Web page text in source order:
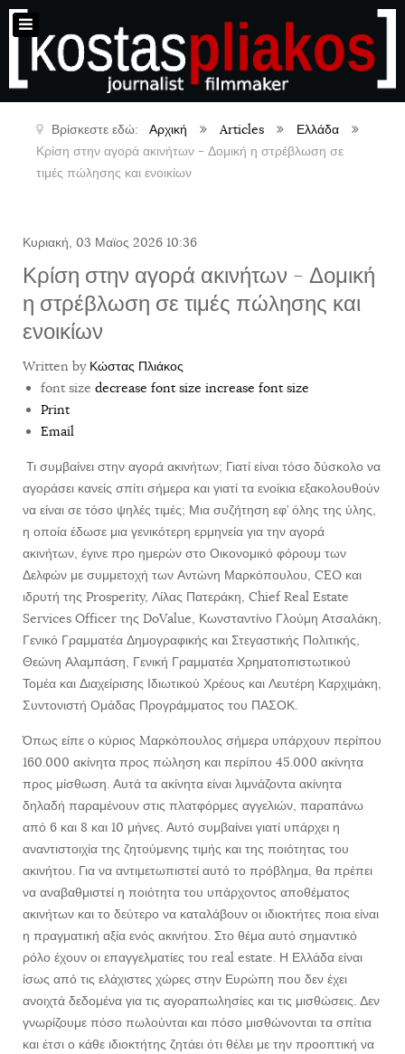
Βρίσκεστε εδώ: Αρχική Articles
Ελλάδα
Κρίση στην αγορά ακινήτων - Δομική η στρέβλωση σε
τιμές πώλησης και ενοικίων
Κυριακή, 03 Μαϊος 2026 10:36
Κρίση στην αγορά ακινήτων - Δομική
η στρέβλωση σε τιμές πώλησης και
ενοικίων
Written by Κώστας Πλιάκος
font size decrease font size increase font size
Print
Email
Τι συμβαίνει στην αγορά ακινήτων; Γιατί είναι τόσο δύσκολο να
αγοράσει κανείς σπίτι σήμερα και γιατί τα ενοίκια εξακολουθούν
να είναι σε τόσο ψηλές τιμές; Μια συζήτηση εφ’ όλης της ύλης,
η οποία έδωσε μια γενικότερη ερμηνεία για την αγορά
ακινήτων, έγινε προ ημερών στο Οικονομικό φόρουμ των
Δελφών με συμμετοχή των Αντώνη Μαρκόπουλου, CEO και
ιδρυτή της Prosperity, Λίλας Πατεράκη, Chief Real Estate
Services Officer της DoValue, Κωνσταντίνο Γλούμη Ατσαλάκη,
Γενικό Γραμματέα Δημογραφικής και Στεγαστικής Πολιτικής,
Θεώνη Αλαμπάση, Γενική Γραμματέα Χρηματοπιστωτικού
Τομέα και Διαχείρισης Ιδιωτικού Χρέους και Λευτέρη Καρχιμάκη,
Συντονιστή Ομάδας Προγράμματος του ΠΑΣΟΚ.
Όπως είπε ο κύριος Mαρκόπουλος σήμερα υπάρχουν περίπου
160.000 ακίνητα προς πώληση και περίπου 45.000 ακίνητα
προς μίσθωση. Αυτά τα ακίνητα είναι λιμνάζοντα ακίνητα
δηλαδή παραμένουν στις πλατφόρμες αγγελιών, παραπάνω
από 6 και 8 και 10 μήνες. Αυτό συμβαίνει γιατί υπάρχει η
αναντιστοιχία της ζητούμενης τιμής και της ποιότητας του
ακινήτου. Για να αντιμετωπιστεί αυτό το πρόβλημα, θα πρέπει
να αναβαθμιστεί η ποιότητα του υπάρχοντος αποθέματος
ακινήτων και το δεύτερο να καταλάβουν οι ιδιοκτήτες ποια είναι
η πραγματική αξία ενός ακινήτου. Στο θέμα αυτό σημαντικό
ρόλο έχουν οι επαγγελματίες του real estate. Η Ελλάδα είναι
ίσως από τις ελάχιστες χώρες στην Ευρώπη που δεν έχει
ανοιχτά δεδομένα για τις αγοραπωλησίες και τις μισθώσεις. Δεν
γνωρίζουμε πόσο πωλούνται και πόσο μισθώνονται τα σπίτια
και έτσι ο κάθε ιδιοκτήτης ζητάει ότι θέλει με την προοπτική να